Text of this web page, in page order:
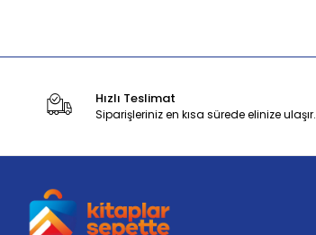
Hızlı Teslimat
Siparişleriniz en kısa sürede elinize ulaşır.